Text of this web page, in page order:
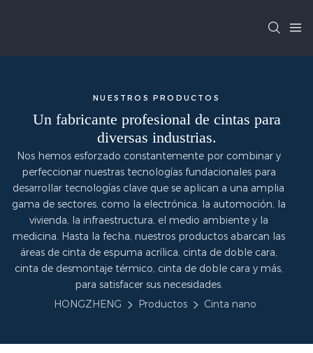
NUESTROS PRODUCTOS
Un fabricante profesional de cintas para
diversas industrias.
Nos hemos esforzado constantemente por combinar y
perfeccionar nuestras tecnologías fundacionales para
desarrollar tecnologías clave que se aplican a una amplia
gama de sectores, como la electrónica, la automoción, la
vivienda, la infraestructura, el medio ambiente y la
medicina. Hasta la fecha, nuestros productos abarcan las
áreas de cinta de espuma acrílica, cinta de doble cara,
cinta de desmontaje térmico, cinta de doble cara y más,
para satisfacer sus necesidades.
HONGZHENG
Productos Cinta nano